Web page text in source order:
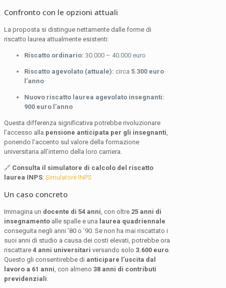
Confronto con le opzioni attuali
La proposta si distingue nettamente dalle forme di
riscatto laurea attualmente esistenti:
Riscatto ordinario: 30.000 – 40.000 euro
Riscatto agevolato (attuale): circa 5.300 euro
l’anno
Nuovo riscatto laurea agevolato insegnanti:
900 euro l’anno
Questa differenza significativa potrebbe rivoluzionare
l’accesso alla pensione anticipata per gli insegnanti,
ponendo l’accento sul valore della formazione
universitaria all’interno della loro carriera.
🔗 Consulta il simulatore di calcolo del riscatto
laurea INPS: Simulatore INPS
Un caso concreto
Immagina un docente di 54 anni, con oltre 25 anni di
insegnamento alle spalle e una laurea quadriennale
conseguita negli anni ’80 o ’90. Se non ha mai riscattato i
suoi anni di studio a causa dei costi elevati, potrebbe ora
riscattare 4 anni universitari versando solo 3.600 euro.
Questo gli consentirebbe di anticipare l’uscita dal
lavoro a 61 anni, con almeno 38 anni di contributi
previdenziali.